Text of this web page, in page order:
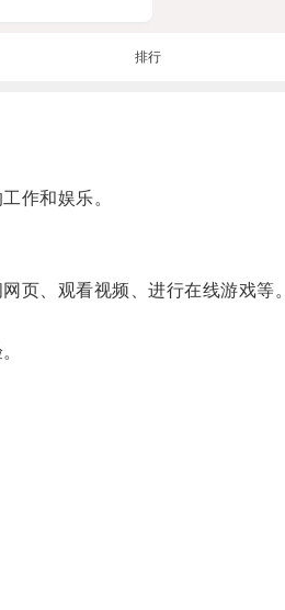
排行
作和娱乐。
、观看视频、进行在线游戏等。